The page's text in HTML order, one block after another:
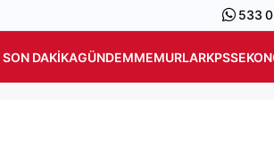
533
SON DAKIKAGÜNDEMMEMURLARKPSS